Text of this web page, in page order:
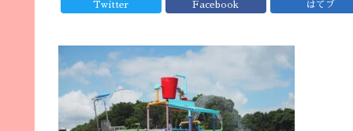
Twitter Facebook はてブ